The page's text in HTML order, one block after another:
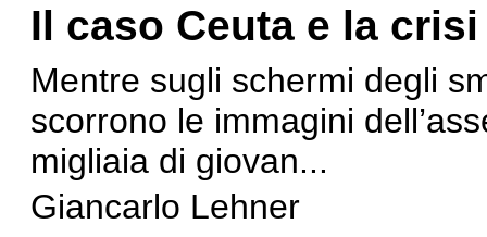
Il caso Ceuta e la
Mentre sugli schermi degli
scorrono le immagini
migliaia di giovan...
Giancarlo Lehner